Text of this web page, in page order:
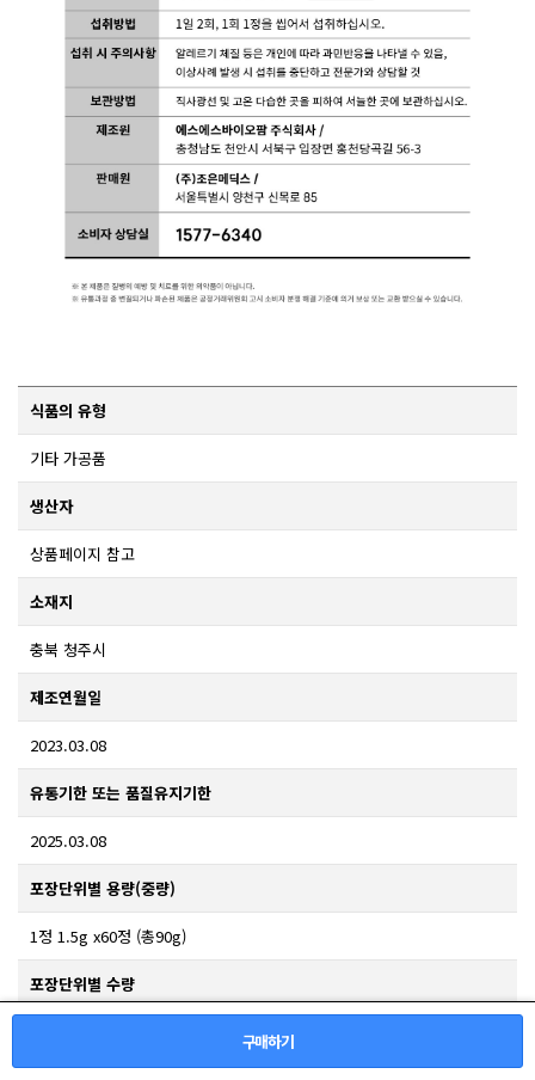
구매하기
식품의 유형
기타 가공품
생산자
상품페이지 참고
소재지
충북 청주시
제조연월일
2023.03.08
유통기한 또는 품질유지기한
2025.03.08
포장단위별 용량(중량)
1정 1.5g x60정 (총90g)
포장단위별 수량